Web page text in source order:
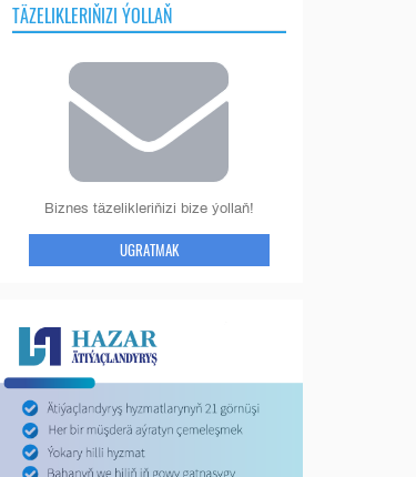
TÄZELIKLERIŇIZI ÝOLLAŇ
Biznes täzelikleriňizi bize ýollaň!
UGRATMAK